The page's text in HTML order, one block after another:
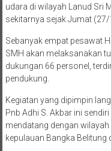
udara di wilayah Lanud Sri
sekitarnya sejak Jumat
Sebanyak empat pesawat
SMH akan melaksanakan
dukungan 66 personel,
pendukung.
Kegiatan yang dipimpin
Pnb Adhi S. Akbar ini
mendatang dengan
kepulauan Bangka